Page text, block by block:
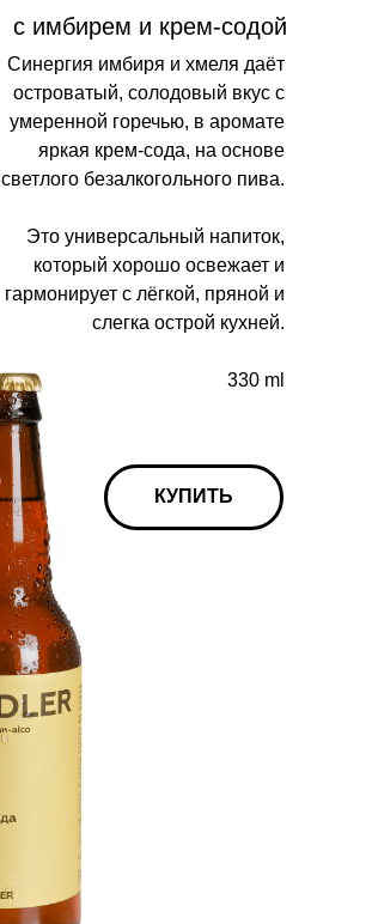
с имбирем и крем-содой
Синергия имбиря и хмеля даёт
островатый, солодовый вкус с
умеренной горечью, в аромате
яркая крем-сода, на основе
светлого безалкогольного пива.
Это универсальный напиток,
который хорошо освежает и
гармонирует с лёгкой, пряной и
слегка острой кухней.
330 ml
КУПИТЬ